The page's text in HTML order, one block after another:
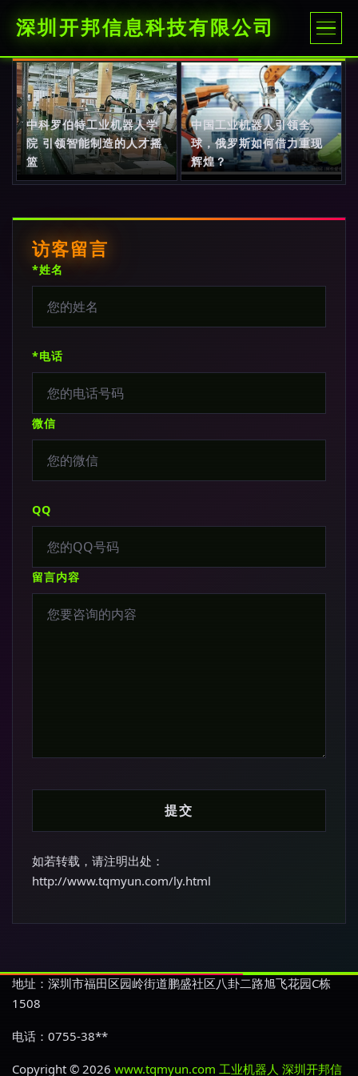
深圳开邦信息科技有限公司
中科罗伯特工业机器人学
院 引领智能制造的人才摇
篮
中国工业机器人引领全
球，俄罗斯如何借力重现
辉煌？
访客留言
*姓名
*电话
微信
QQ
留言内容
如若转载，请注明出处：
http://www.tqmyun.com/ly.html
地址：深圳市福田区园岭街道鹏盛社区八卦二路旭飞花园C栋
1508
电话：0755-38**
Copyright © 2026 www.tqmyun.com 工业机器人 深圳开邦信